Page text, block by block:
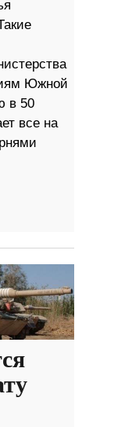
Южной
в 50
все на